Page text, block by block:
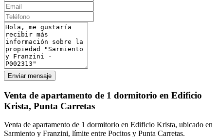
Enviar mensaje
Venta de apartamento de 1 dormitorio en Edificio
Krista, Punta Carretas
Venta de apartamento de 1 dormitorio en Edificio Krista, ubicado en
Sarmiento y Franzini, límite entre Pocitos y Punta Carretas.